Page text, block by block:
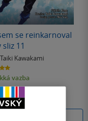
se reinkarnoval
11
Taiki Kawakami
vazba
249 Kč